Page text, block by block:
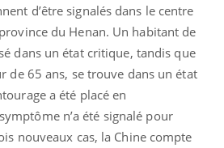
d’être signalés dans le centre
du Henan. Un habitant de
dans un état critique, tandis que
de 65 ans, se trouve dans un état
a été placé en
n’a été signalé pour
nouveaux cas, la Chine compte